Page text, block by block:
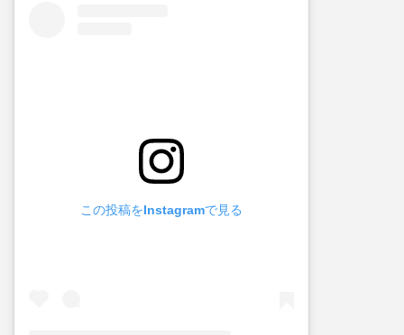
この投稿をInstagramで見る